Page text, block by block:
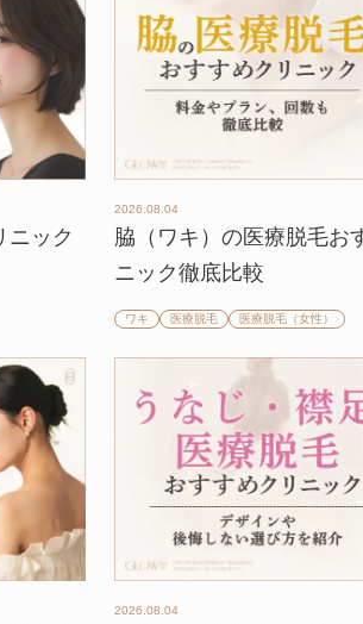
ニック
2026.08.04
脇（ワキ）の医療脱毛お
ニック徹底比較
ワキ 医療脱毛 医療脱毛（女性）
2026.08.04